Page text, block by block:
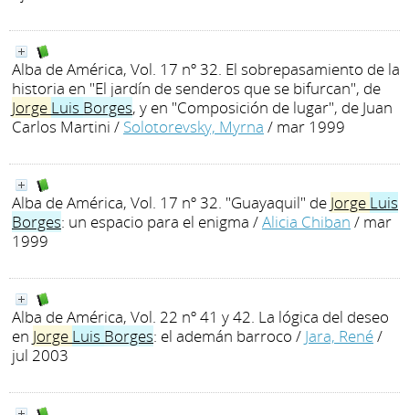
Alba de América, Vol. 17 nº 32. El sobrepasamiento de la
historia en "El jardín de senderos que se bifurcan", de
Jorge Luis Borges, y en "Composición de lugar", de Juan
Carlos Martini / Solotorevsky, Myrna / mar 1999
Alba de América, Vol. 17 nº 32. "Guayaquil" de Jorge Luis
Borges: un espacio para el enigma /Alicia Chiban / mar
1999
Alba de América, Vol. 22 nº 41 y 42. La lógica del deseo
en Jorge Luis Borges: el ademán barroco / Jara, René/
jul 2003